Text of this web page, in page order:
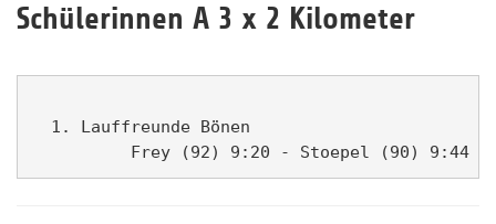
Schülerinnen A 3 x 2 Kilometer
1. Lauffreunde Bönen